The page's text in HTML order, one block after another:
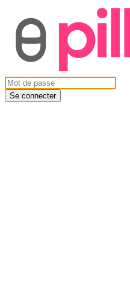
Se connecter